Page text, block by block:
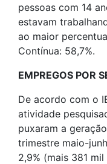
pessoas com 14
estavam
ao maior
Contínua: 58,7%.
EMPREGOS POR
De acordo com o
atividade
puxaram a
trimestre maio-
2,9% (mais 381